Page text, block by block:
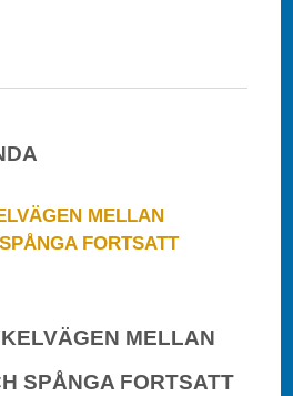
MELLAN
FORTSATT
MELLAN
SPÅNGA FORTSATT